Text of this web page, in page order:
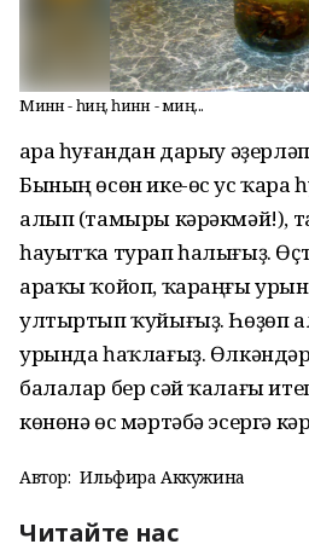
Минән - һиңә, һинән - миңә...
Ҡара һуғандан дарыу әҙерләп
Бының өсөн ике-өс ус ҡара
алып (тамыры кәрәкмәй!),
һауытҡа турап һалығыҙ.
араҡы ҡойоп, ҡараңғы
ултыртып ҡуйығыҙ. Һөҙөп
урында һаҡлағыҙ.
балалар бер сәй ҡалағы
көнөнә өс мәртәбә эсергә
Автор: Ильфира Аккужина
Читайте нас